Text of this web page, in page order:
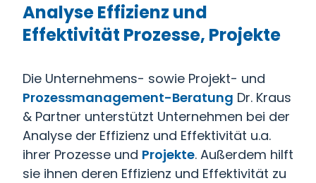
Analyse Effizienz und
Effektivität Prozesse, Projekte
Die Unternehmens- sowie Projekt- und
Prozessmanagement-Beratung Dr. Kraus
& Partner unterstützt Unternehmen bei der
Analyse der Effizienz und Effektivität u.a.
ihrer Prozesse und Projekte. Außerdem hilft
sie ihnen deren Effizienz und Effektivität zu